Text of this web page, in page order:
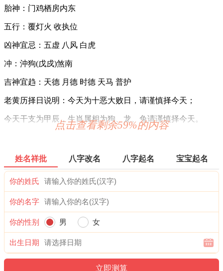
胎神：门鸡栖房内东
五行：覆灯火 收执位
凶神宜忌：五虚 八风 白虎
冲：沖狗(戊戍)煞南
吉神宜趋：天德 月德 时德 天马 普护
老黄历择日说明：今天为十恶大败日，请谨慎择今天；
今天干支为甲辰，生肖属相为狗、龙、兔请谨慎择今天。
0时-1时 甲子时：沖马 煞南 时沖甲午 地兵 青龙 帝旺 贪狼
宜：祈福 订婚 嫁娶 安床 移徙 入宅 安葬 求嗣 赴任 出行 求财
忌：修造 动土
1时-3时 乙丑时： 沖羊 煞东 时沖乙未 狗食 明堂 进贵
宜：修造 盖屋 移徙 作灶 安床 入宅 开业 求嗣 订婚 嫁娶
忌：祭祀 祈福 斋醮 酬神
3时-5时 丙寅时： 沖猴 煞北 时沖丙申 路空 大退 六壬
点击查看剩余59%的内容
姓名祥批 八字改名 八字起名 宝宝起名
你的姓氏
你的名字
你的性别 男 女
出生日期